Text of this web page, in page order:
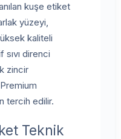
kuşe etiket
yüzeyi,
kaliteli
sıvı direnci
zincir
tercih edilir.
Teknik